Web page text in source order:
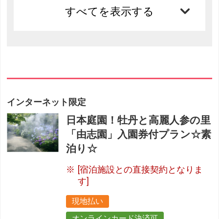
すべてを表示する
インターネット限定
日本庭園！牡丹と高麗人参の里
「由志園」入園券付プラン☆素
泊り☆
[宿泊施設との直接契約となりま
す]
現地払い